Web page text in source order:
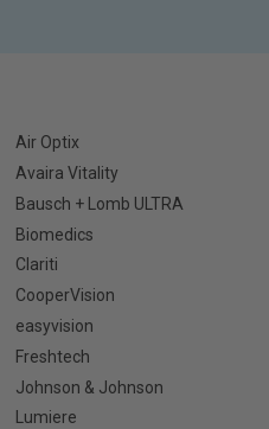
Air Optix
Avaira Vitality
Bausch + Lomb ULTRA
Biomedics
Clariti
CooperVision
easyvision
Freshtech
Johnson & Johnson
Lumiere